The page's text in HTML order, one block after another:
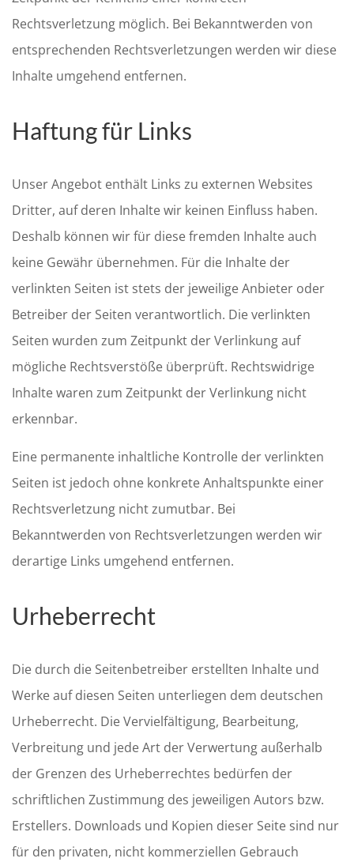
Rechtsverletzung möglich. Bei Bekanntwerden von
entsprechenden Rechtsverletzungen werden wir diese
Inhalte umgehend entfernen.
Haftung für Links
Unser Angebot enthält Links zu externen Websites
Dritter, auf deren Inhalte wir keinen Einfluss haben.
Deshalb können wir für diese fremden Inhalte auch
keine Gewähr übernehmen. Für die Inhalte der
verlinkten Seiten ist stets der jeweilige Anbieter oder
Betreiber der Seiten verantwortlich. Die verlinkten
Seiten wurden zum Zeitpunkt der Verlinkung auf
mögliche Rechtsverstöße überprüft. Rechtswidrige
Inhalte waren zum Zeitpunkt der Verlinkung nicht
erkennbar.
Eine permanente inhaltliche Kontrolle der verlinkten
Seiten ist jedoch ohne konkrete Anhaltspunkte einer
Rechtsverletzung nicht zumutbar. Bei
Bekanntwerden von Rechtsverletzungen werden wir
derartige Links umgehend entfernen.
Urheberrecht
Die durch die Seitenbetreiber erstellten Inhalte und
Werke auf diesen Seiten unterliegen dem deutschen
Urheberrecht. Die Vervielfältigung, Bearbeitung,
Verbreitung und jede Art der Verwertung außerhalb
der Grenzen des Urheberrechtes bedürfen der
schriftlichen Zustimmung des jeweiligen Autors bzw.
Erstellers. Downloads und Kopien dieser Seite sind nur
für den privaten, nicht kommerziellen Gebrauch